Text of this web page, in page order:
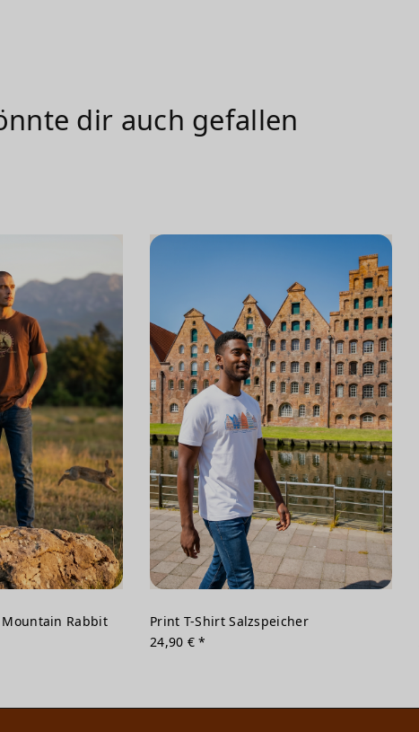
dir auch gefallen
Rabbit
Print T-Shirt Salzspeicher
24,90 € *